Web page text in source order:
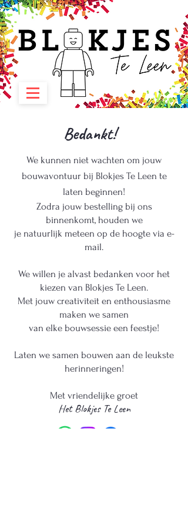
Bedankt!
We kunnen niet wachten om jouw
bouwavontuur bij Blokjes Te Leen te
laten beginnen!
Zodra jouw bestelling bij ons
binnenkomt, houden we
je natuurlijk meteen op de hoogte via e-
mail.
We willen je alvast bedanken voor het
kiezen van Blokjes Te Leen.
Met jouw creativiteit en enthousiasme
maken we samen
van elke bouwsessie een feestje!
Laten we samen bouwen aan de leukste
herinneringen!
Met vriendelijke groet
Het Blokjes Te Leen